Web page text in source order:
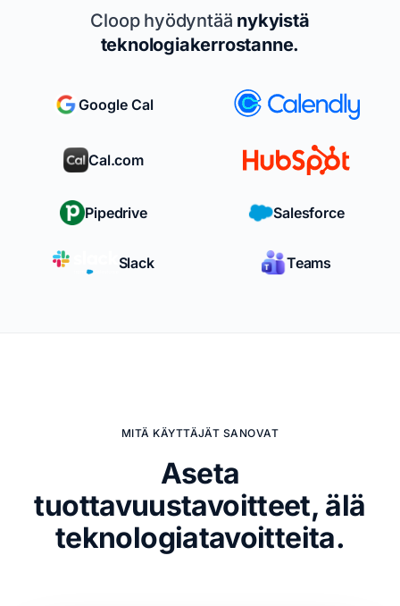
Cloop hyödyntää nykyistä
teknologiakerrostanne.
Google Cal
Cal.com
Pipedrive Salesforce
Slack Teams
MITÄ KÄYTTÄJÄT SANOVAT
Aseta
tuottavuustavoitteet, älä
teknologiatavoitteita.